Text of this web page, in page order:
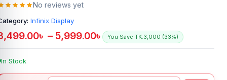
No reviews yet
Infinix Display
৳ – 5,999.00৳ You Save TK.3,000 (33%)
In Stock